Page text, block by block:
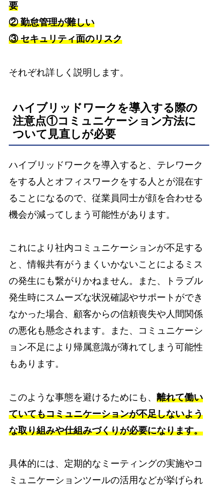
要
② 勤怠管理が難しい
③ セキュリティ面のリスク
それぞれ詳しく説明します。
ハイブリッドワークを導入する際の
注意点①コミュニケーション方法に
ついて見直しが必要
ハイブリッドワークを導入すると、テレワーク
をする人とオフィスワークをする人とが混在す
ることになるので、従業員同士が顔を合わせる
機会が減ってしまう可能性があります。
これにより社内コミュニケーションが不足する
と、情報共有がうまくいかないことによるミス
の発生にも繋がりかねません。また、トラブル
発生時にスムーズな状況確認やサポートができ
なかった場合、顧客からの信頼喪失や人間関係
の悪化も懸念されます。また、コミュニケーシ
ョン不足により帰属意識が薄れてしまう可能性
もあります。
このような事態を避けるためにも、 離れて働い
ていてもコミュニケーションが不足しないよう
な取り組みや仕組みづくりが必要になります。
具体的には、定期的なミーティングの実施やコ
ミュニケーションツールの活用などが挙げられ